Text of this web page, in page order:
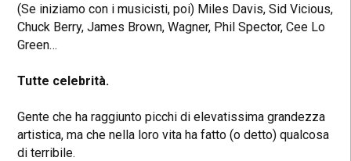
(Se iniziamo con i musicisti, poi) Miles Davis, Sid Vicious,
Chuck Berry, James Brown, Wagner, Phil Spector, Cee Lo
Green…
Tutte celebrità.
Gente che ha raggiunto picchi di elevatissima grandezza
artistica,ma che nella loro vita ha fatto (o detto) qualcosa
di terribile.